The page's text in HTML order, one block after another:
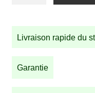
paire
de
pliante
aluminium
Livraison rapide du
Garantie